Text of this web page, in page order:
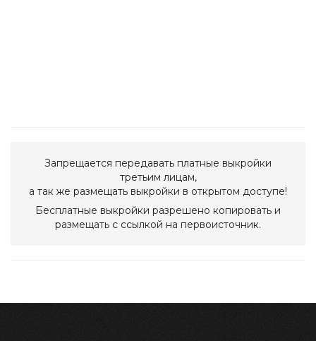
Запрещается передавать платные выкройки
третьим лицам,
а так же размещать выкройки в открытом доступе!
Бесплатные выкройки разрешено копировать и
размещать с ссылкой на первоисточник.